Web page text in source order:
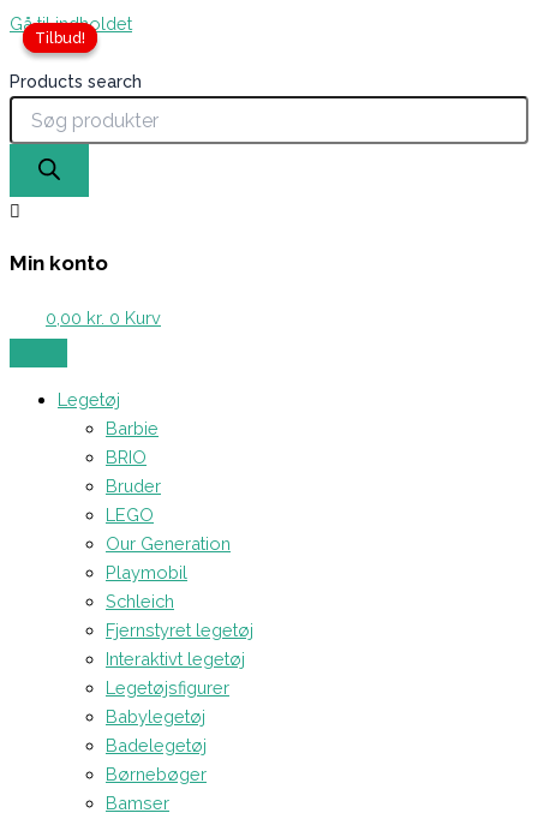
Gå til indholdet
Products search
Min konto
0,00 kr. 0 Kurv
Legetøj
Barbie
BRIO
Bruder
LEGO
Our Generation
Playmobil
Schleich
Fjernstyret legetøj
Interaktivt legetøj
Legetøjsfigurer
Babylegetøj
Badelegetøj
Børnebøger
Bamser
Tilbud!
Tilbud!